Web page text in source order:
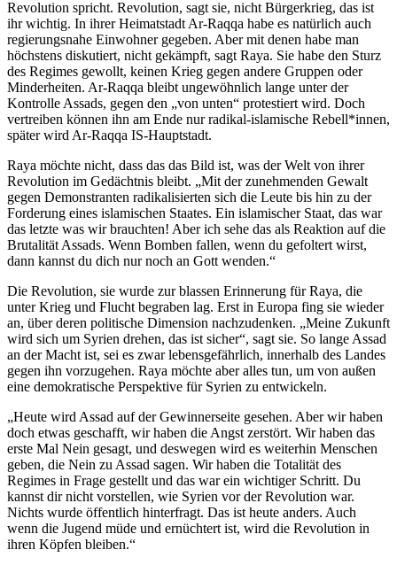
Revolution spricht. Revolution, sagt sie, nicht Bürgerkrieg, das ist
ihr wichtig. In ihrer Heimatstadt Ar-Raqqa habe es natürlich auch
regierungsnahe Einwohner gegeben. Aber mit denen habe man
höchstens diskutiert, nicht gekämpft, sagt Raya. Sie habe den Sturz
des Regimes gewollt, keinen Krieg gegen andere Gruppen oder
Minderheiten. Ar-Raqqa bleibt ungewöhnlich lange unter der
Kontrolle Assads, gegen den „von unten“ protestiert wird. Doch
vertreiben können ihn am Ende nur radikal-islamische Rebell*innen,
später wird Ar-Raqqa IS-Hauptstadt.
Raya möchte nicht, dass das das Bild ist, was der Welt von ihrer
Revolution im Gedächtnis bleibt. „Mit der zunehmenden Gewalt
gegen Demonstranten radikalisierten sich die Leute bis hin zu der
Forderung eines islamischen Staates. Ein islamischer Staat, das war
das letzte was wir brauchten! Aber ich sehe das als Reaktion auf die
Brutalität Assads. Wenn Bomben fallen, wenn du gefoltert wirst,
dann kannst du dich nur noch an Gott wenden.“
Die Revolution, sie wurde zur blassen Erinnerung für Raya, die
unter Krieg und Flucht begraben lag. Erst in Europa fing sie wieder
an, über deren politische Dimension nachzudenken. „Meine Zukunft
wird sich um Syrien drehen, das ist sicher“, sagt sie. So lange Assad
an der Macht ist, sei es zwar lebensgefährlich, innerhalb des Landes
gegen ihn vorzugehen. Raya möchte aber alles tun, um von außen
eine demokratische Perspektive für Syrien zu entwickeln.
„Heute wird Assad auf der Gewinnerseite gesehen. Aber wir haben
doch etwas geschafft, wir haben die Angst zerstört. Wir haben das
erste Mal Nein gesagt, und deswegen wird es weiterhin Menschen
geben, die Nein zu Assad sagen. Wir haben die Totalität des
Regimes in Frage gestellt und das war ein wichtiger Schritt. Du
kannst dir nicht vorstellen, wie Syrien vor der Revolution war.
Nichts wurde öffentlich hinterfragt. Das ist heute anders. Auch
wenn die Jugend müde und ernüchtert ist, wird die Revolution in
ihren Köpfen bleiben.“